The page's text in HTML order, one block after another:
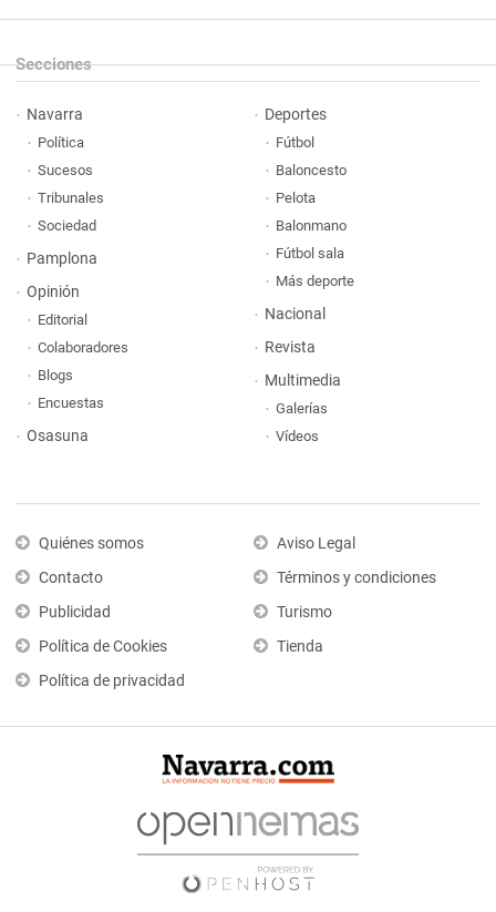
Secciones
Navarra
Política
Sucesos
Tribunales
Sociedad
Pamplona
Opinión
Editorial
Colaboradores
Blogs
Encuestas
Osasuna
Deportes
Fútbol
Baloncesto
Pelota
Balonmano
Fútbol sala
Más deporte
Nacional
Revista
Multimedia
Galerías
Vídeos
Quiénes somos
Contacto
Publicidad
Política de Cookies
Política de privacidad
Aviso Legal
Términos y condiciones
Turismo
Tienda